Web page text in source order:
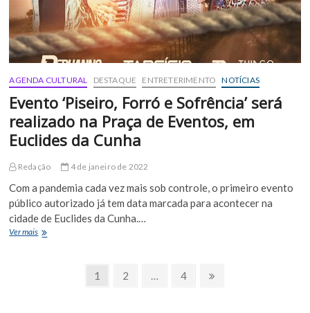
AGENDA CULTURAL DESTAQUE ENTRETERIMENTO NOTÍCIAS
Evento ‘Piseiro, Forró e Sofrência’ será
realizado na Praça de Eventos, em
Euclides da Cunha
Redação 4 de janeiro de 2022
Com a pandemia cada vez mais sob controle, o primeiro evento
público autorizado já tem data marcada para acontecer na
cidade de Euclides da Cunha.…
Ver maisEvento
Page
1 Page
2 … Page
4